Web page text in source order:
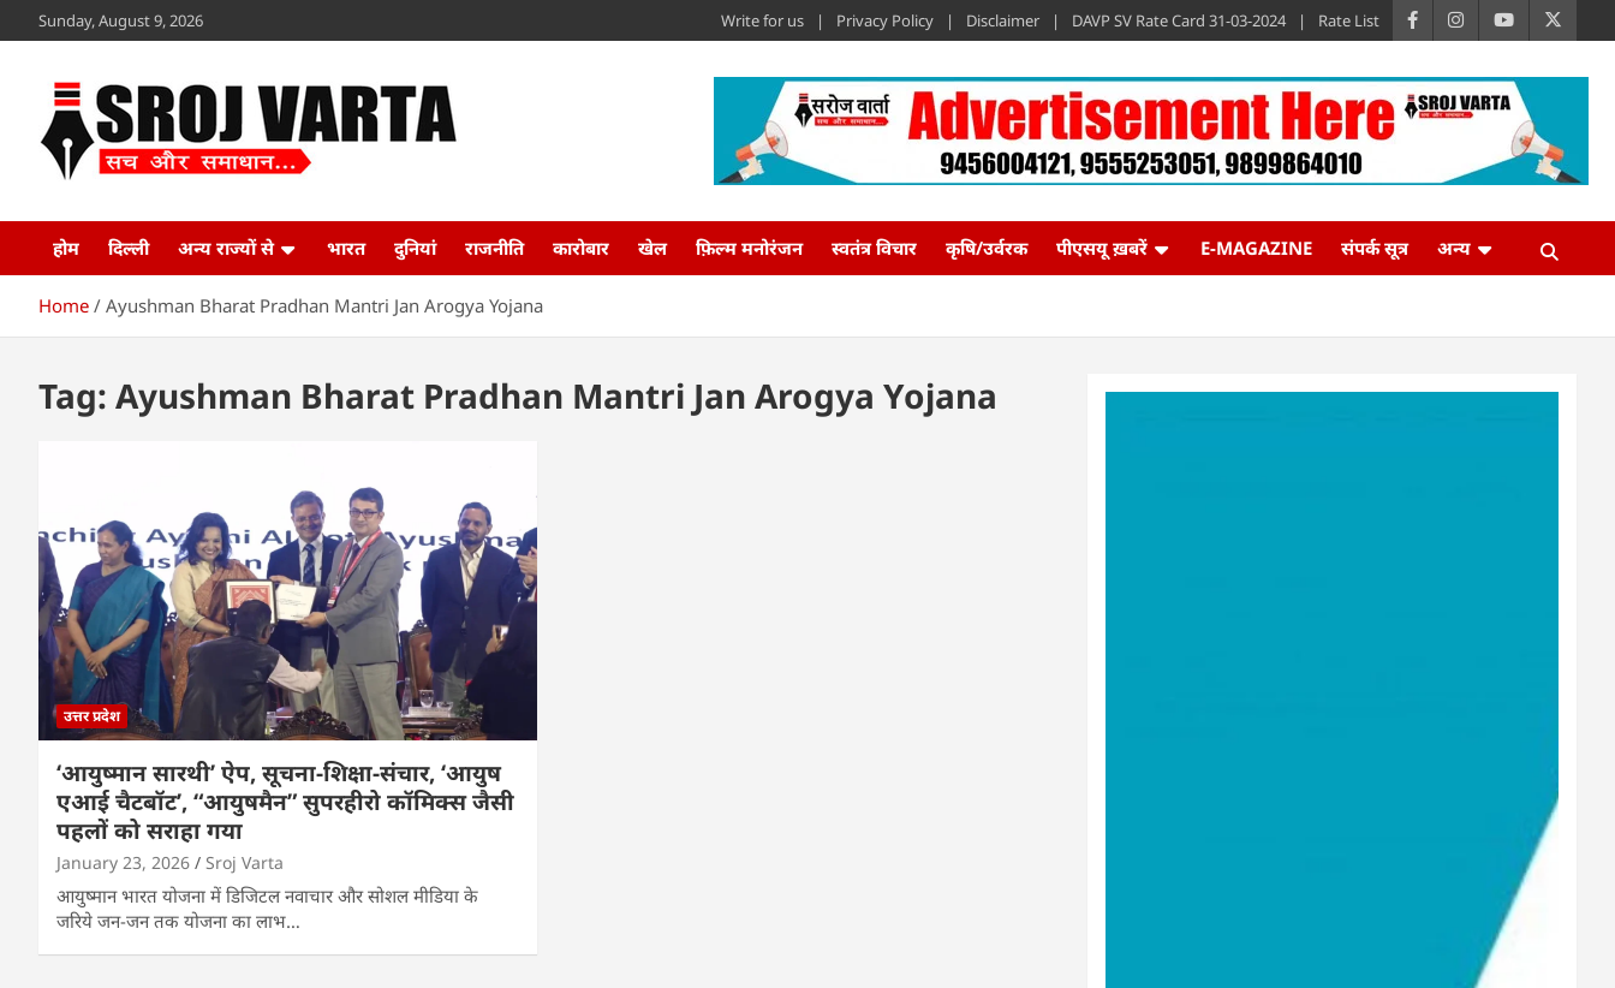
to
Sunday, August 9, 2026 Write for us Privacy Policy Disclaimer DAVP SV Rate Card 31-03-2024 Rate List
Sroj Varta
होम दिल्ली अन्य राज्यों से भारत दुनियां राजनीति कारोबार खेल फ़िल्म मनोरंजन स्वतंत्र विचार कृषि/उर्वरक पीएसयू ख़बरें E-MAGAZINE संपर्क सूत्र अन्य
Home Ayushman Bharat Pradhan Mantri Jan Arogya Yojana
Tag: Ayushman Bharat Pradhan Mantri Jan Arogya Yojana
उत्तर प्रदेश
‘आयुष्मान सारथी’ ऐप, सूचना-शिक्षा-संचार, ‘आयुष
एआई चैटबॉट’, “आयुषमैन” सुपरहीरो कॉमिक्स जैसी
पहलों को सराहा गया
January 23, 2026 Sroj Varta
आयुष्मान भारत योजना में डिजिटल नवाचार और सोशल मीडिया के
जरिये जन-जन तक योजना का लाभ…